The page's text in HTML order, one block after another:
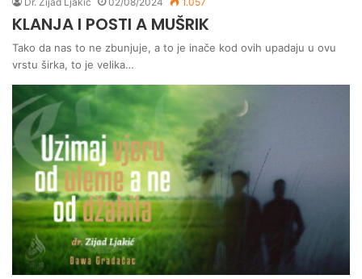
KLANJA I POSTI A MUŠRIK
Tako da nas to ne zbunjuje, a to je inače kod ovih upadaju u ovu
vrstu širka, to je velika…